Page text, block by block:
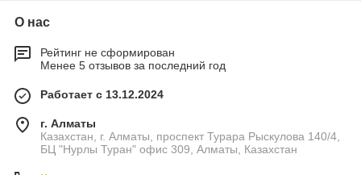
О нас
Рейтинг не сформирован
Менее 5 отзывов за последний год
Работает с 13.12.2024
г. Алматы
Казахстан, г. Алматы, проспект Турара Рыскулова 140/4,
БЦ "Нурлы Туран" офис 309, Алматы, Казахстан